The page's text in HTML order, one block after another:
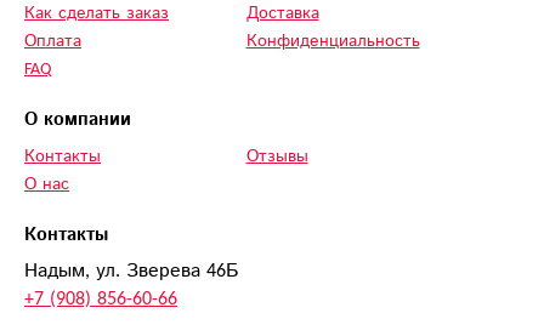
Контакты
Надым, ул. Зверева 46Б
+7 (908) 856-60-66
Как сделать заказ
Оплата
FAQ
Доставка
Конфиденциальность
О компании
Контакты
О нас
Отзывы